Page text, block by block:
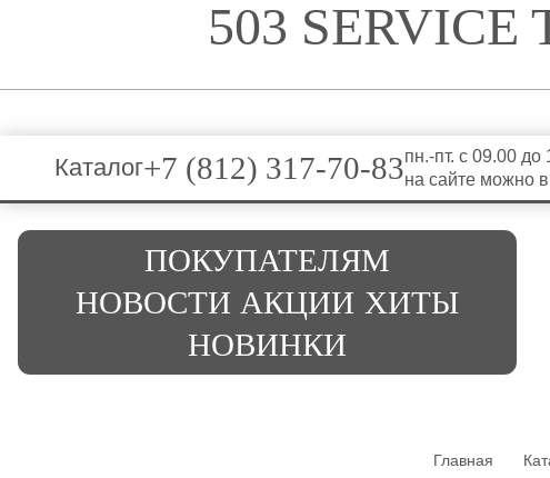
503
Каталог+7 (812) 317-70-83пн.-пт. с 09.00 до
на сайте можно
ПОКУПАТЕЛЯМ
НОВОСТИ АКЦИИ ХИТЫ
НОВИНКИ
Главная